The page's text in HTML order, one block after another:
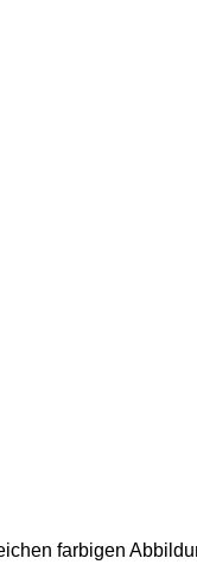
farbigen